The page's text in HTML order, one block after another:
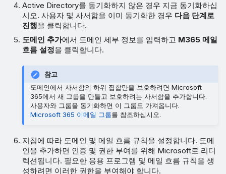
Active Directory를 동기화하지 않은 경우 지금 동기화하십
시오. 사용자 및 사서함을 이미 동기화한 경우 다음 단계로
진행을 클릭합니다.
도메인 추가에서 도메인 세부 정보를 입력하고 M365 메일
흐름 설정을 클릭합니다.
참고
도메인에서 사서함의 하위 집합만을 보호하려면 Microsoft
365에서 새 그룹을 만들고 보호하려는 사서함을 추가합니다.
사용자와 그룹을 동기화하면 이 그룹도 가져옵니다.
Microsoft 365 이메일 그룹를 참조하십시오.
지침에 따라 도메인 및 메일 흐름 규칙을 설정합니다. 도메
인을 추가하면 인증 및 권한 부여를 위해 Microsoft로 리디
렉션됩니다. 필요한 응용 프로그램 및 메일 흐름 규칙을 생
성하려면 이러한 권한을 부여해야 합니다.